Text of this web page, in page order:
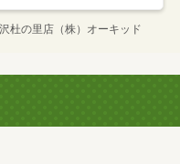
杜の里店（株）オーキッド